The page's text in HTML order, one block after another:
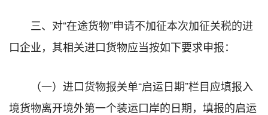
三、对“在途货物”申请不加征本次加征关税的进
口企业，其相关进口货物应当按如下要求申报：
（一）进口货物报关单“启运日期”栏目应填报入
境货物离开境外第一个装运口岸的日期，填报的启运